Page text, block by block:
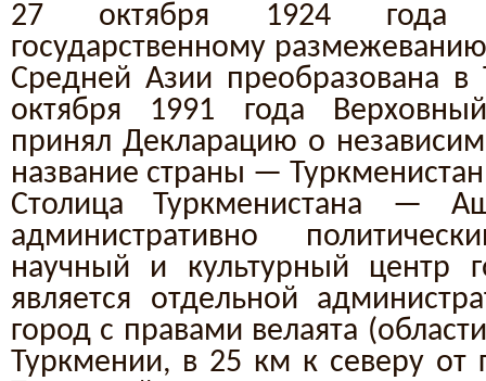
27 октября 1924 года
государственному
Средней Азии преобразована
октября 1991 года
принял Декларацию о
название страны —
Столица Туркменистана —
административно
научный и культурный центр
является отдельной
город с правами велаята
Туркмении, в 25 км к северу